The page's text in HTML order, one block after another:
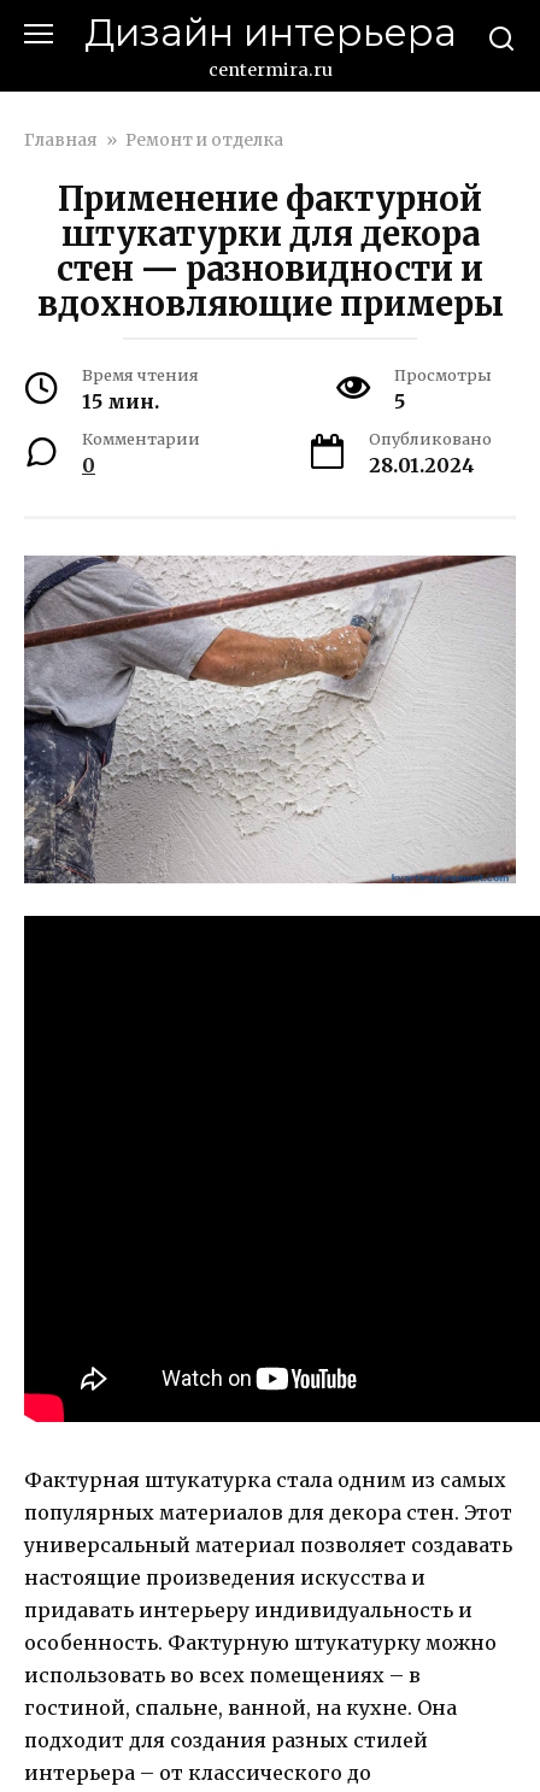
Дизайн интерьера
centermira.ru
Главная » Ремонт и отделка
Применение фактурной
штукатурки для декора
стен — разновидности и
вдохновляющие примеры
Время чтения
15 мин.
Просмотры
5
Комментарии
0
Опубликовано
28.01.2024
Фактурная штукатурка стала одним из самых
популярных материалов для декора стен. Этот
универсальный материал позволяет создавать
настоящие произведения искусства и
придавать интерьеру индивидуальность и
особенность. Фактурную штукатурку можно
использовать во всех помещениях – в
гостиной, спальне, ванной, на кухне. Она
подходит для создания разных стилей
интерьера – от классического до